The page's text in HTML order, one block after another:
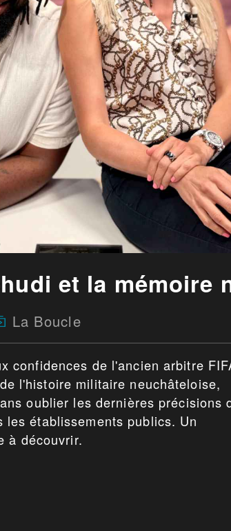
et la mémoire
La Boucle
confidences de l'ancien arbitre
l'histoire militaire neuchâteloise,
oublier les dernières précisions
établissements publics. Un
à découvrir.